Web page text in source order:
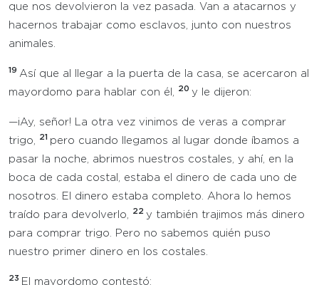
que nos devolvieron la vez pasada. Van a atacarnos y
hacernos trabajar como esclavos, junto con nuestros
animales.
19 Así que al llegar a la puerta de la casa, se acercaron al
mayordomo para hablar con él,
20 y le dijeron:
—¡Ay, señor! La otra vez vinimos de veras a comprar
trigo,
21 pero cuando llegamos al lugar donde íbamos a
pasar la noche, abrimos nuestros costales, y ahí, en la
boca de cada costal, estaba el dinero de cada uno de
nosotros. El dinero estaba completo. Ahora lo hemos
traído para devolverlo,
22 y también trajimos más dinero
para comprar trigo. Pero no sabemos quién puso
nuestro primer dinero en los costales.
23 El mayordomo contestó: